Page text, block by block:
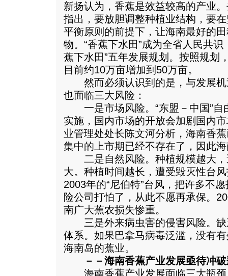
新扬认为，香蕉是效益较高的产业
指出，要放胆调整种植业结构，要
平衡原则的前提下，让海南最好的
物。“香蕉下水田”成为全省人民共
蕉下水田”五年发展规划。按照规划
目前约10万亩增加到50万亩。
然而必须认识到的是，与发展机
也面临三大风险：
一是市场风险。“东盟－中国”自
实施，国内市场的开放会加剧国内
业管理处处长陈文河分析，海南香
集中的上市期已经不存在了，因此
二是自然风险。种植规模越大，
大。种植时间越长，遭受毁灭性台
2003年的“尼伯特”台风，把许多不
险公司打怕了，从此不愿再承保。
南广大蕉农损失惨重。
三是外来病虫害的侵害风险。缺
体系。如果巴拿马病毒泛滥，没有
海南岛的蕉业。
－－海南香蕉产业发展亟待冲
海南香蕉产业发展面临三大瓶颈